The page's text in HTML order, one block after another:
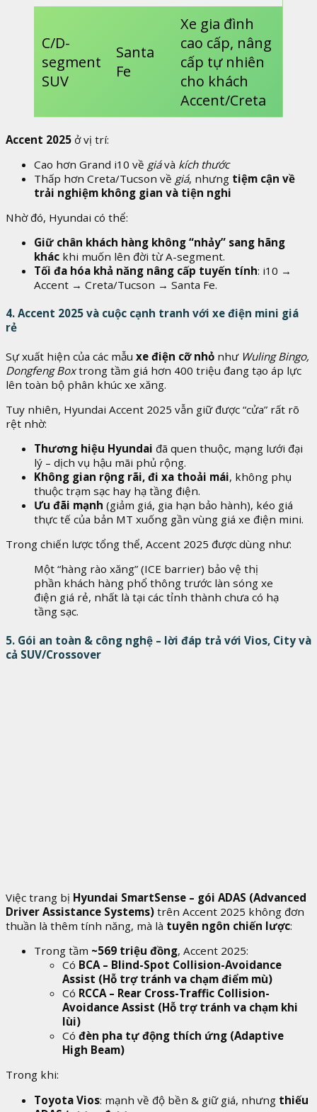
C/D-
segment
SUV
Santa
Fe
Xe gia đình
cao cấp, nâng
cấp tự nhiên
cho khách
Accent/Creta
Accent 2025 ở vị trí:
Cao hơn Grand i10 về giávà kích thước
Thấp hơn Creta/Tucson về giá, nhưng tiệm cận về
trải nghiệm không gian và tiện nghi
Nhờ đó, Hyundai có thể:
Giữ chân khách hàng không “nhảy” sang hãng
khác khi muốn lên đời từ A-segment.
Tối đa hóa khả năng nâng cấp tuyến tính: i10 →
Accent → Creta/Tucson → Santa Fe.
4. Accent 2025 và cuộc cạnh tranh với xe điện mini giá
rẻ
Sự xuất hiện của các mẫu xe điện cỡ nhỏ như Wuling Bingo,
Dongfeng Boxtrong tầm giá hơn 400 triệu đang tạo áp lực
lên toàn bộ phân khúc xe xăng.
Tuy nhiên, Hyundai Accent 2025 vẫn giữ được “cửa” rất rõ
rệt nhờ:
Thương hiệu Hyundai đã quen thuộc, mạng lưới đại
lý – dịch vụ hậu mãi phủ rộng.
Không gian rộng rãi, đi xa thoải mái, không phụ
thuộc trạm sạc hay hạ tầng điện.
Ưu đãi mạnh (giảm giá, gia hạn bảo hành), kéo giá
thực tế của bản MT xuống gần vùng giá xe điện mini.
Trong chiến lược tổng thể, Accent 2025 được dùng như:
Một “hàng rào xăng” (ICE barrier) bảo vệ thị
phần khách hàng phổ thông trước làn sóng xe
điện giá rẻ, nhất là tại các tỉnh thành chưa có hạ
tầng sạc.
5. Gói an toàn & công nghệ – lời đáp trả với Vios, City và
cả SUV/Crossover
Việc trang bị Hyundai SmartSense – gói ADAS (Advanced
Driver Assistance Systems) trên Accent 2025 không đơn
thuần là thêm tính năng, mà là tuyên ngôn chiến lược:
Trong tầm ~569 triệu đồng, Accent 2025:
Có BCA – Blind-Spot Collision-Avoidance
Assist (Hỗ trợ tránh va chạm điểm mù)
Có RCCA – Rear Cross-Traffic Collision-
Avoidance Assist (Hỗ trợ tránh va chạm khi
lùi)
Có đèn pha tự động thích ứng (Adaptive
High Beam)
Trong khi:
Toyota Vios: mạnh về độ bền & giữ giá, nhưng thiếu